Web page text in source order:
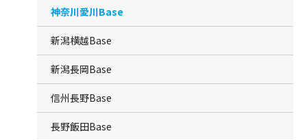
神奈川愛川Base
新潟横越Base
新潟長岡Base
信州長野Base
長野飯田Base